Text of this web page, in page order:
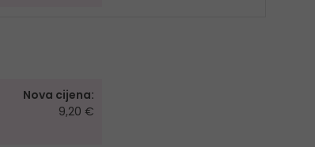
Nova cijena:
9,20 €